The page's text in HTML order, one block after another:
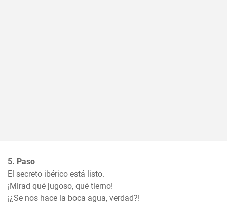
5. Paso
El secreto ibérico está listo.
¡Mirad qué jugoso, qué tierno!
¡¿Se nos hace la boca agua, verdad?!